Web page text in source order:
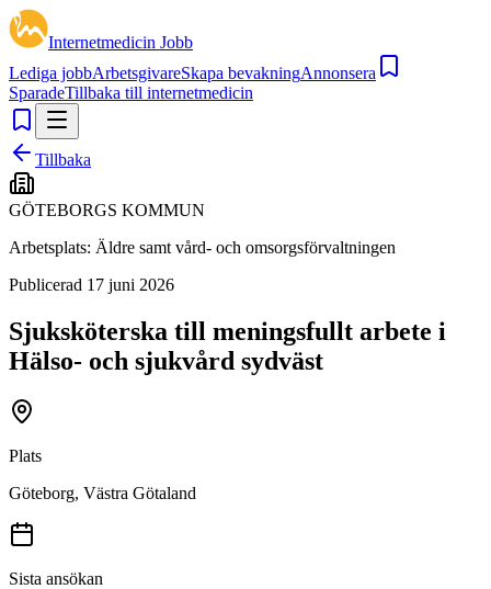
Internetmedicin Jobb
Lediga jobbArbetsgivareSkapa bevakningAnnonsera
SparadeTillbaka till internetmedicin
Tillbaka
GÖTEBORGS KOMMUN
Arbetsplats: Äldre samt vård- och omsorgsförvaltningen
Publicerad 17 juni 2026
Sjuksköterska till meningsfullt arbete i
Hälso- och sjukvård sydväst
Plats
Göteborg, Västra Götaland
Sista ansökan